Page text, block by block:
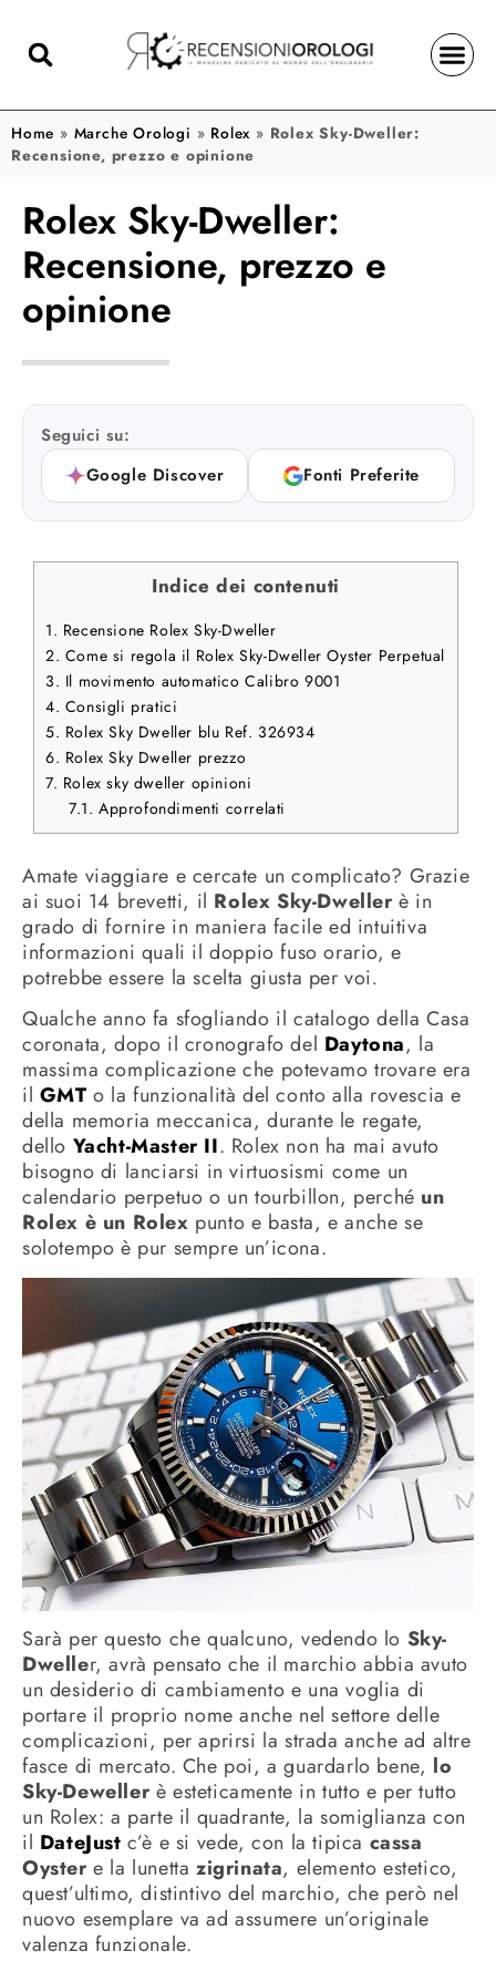
Home » Marche Orologi » Rolex » Rolex Sky-Dweller:
Recensione, prezzo e opinione
Rolex Sky-Dweller:
Recensione, prezzo e
opinione
Seguici su:
Google Discover
Fonti Preferite
Indice dei contenuti
1. Recensione Rolex Sky-Dweller
2. Come si regola il Rolex Sky-Dweller Oyster Perpetual
3. Il movimento automatico Calibro 9001
4. Consigli pratici
5. Rolex Sky Dweller blu Ref. 326934
6. Rolex Sky Dweller prezzo
7. Rolex sky dweller opinioni
7.1. Approfondimenti correlati
Amate viaggiare e cercate un complicato? Grazie
ai suoi 14 brevetti, il Rolex Sky-Dwellerè in
grado di fornire in maniera facile ed intuitiva
informazioni quali il doppio fuso orario, e
potrebbe essere la scelta giusta per voi.
Qualche anno fa sfogliando il catalogo della Casa
coronata, dopo il cronografo del Daytona, la
massima complicazione che potevamo trovare era
il GMT o la funzionalità del conto alla rovescia e
della memoria meccanica, durante le regate,
dello Yacht-Master II. Rolex non ha mai avuto
bisogno di lanciarsi in virtuosismi come un
calendario perpetuo o un tourbillon, perché un
Rolex è un Rolex punto e basta, e anche se
solotempo è pur sempre un’icona.
Sarà per questo che qualcuno, vedendo lo Sky-
Dweller, avrà pensato che il marchio abbia avuto
un desiderio di cambiamento e una voglia di
portare il proprio nome anche nel settore delle
complicazioni, per aprirsi la strada anche ad altre
fasce di mercato. Che poi, a guardarlo bene, lo
Sky-Dewellerè esteticamente in tutto e per tutto
un Rolex: a parte il quadrante, la somiglianza con
il DateJust c’è e si vede, con la tipica cassa
Oystere la lunettazigrinata, elemento estetico,
quest’ultimo, distintivo del marchio, che però nel
nuovo esemplare va ad assumere un’originale
valenza funzionale.